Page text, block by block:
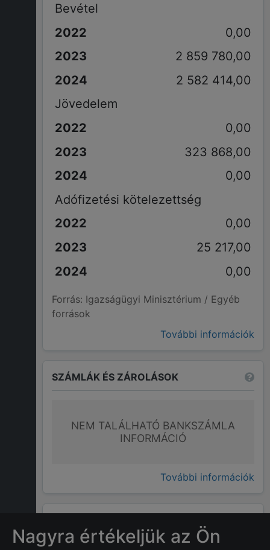
Bevétel
0,00
2 859 780,00
2 582 414,00
Jövedelem
0,00
323 868,00
0,00
Adófizetési kötelezettség
0,00
25 217,00
0,00
Forrás: Igazságügyi Minisztérium / Egyéb
források
További információk
SZÁMLÁK ÉS ZÁROLÁSOK
NEM TALÁLHATÓ BANKSZÁMLA
INFORMÁCIÓ
További információk
Nagyra értékeljük az Ön